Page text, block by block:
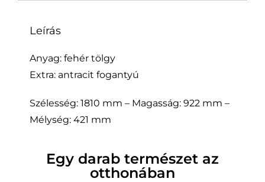
Leírás
Anyag: fehér tölgy
Extra: antracit fogantyú
Szélesség: 1810 mm – Magasság: 922 mm –
Mélység: 421 mm
Egy darab természet az
otthonában